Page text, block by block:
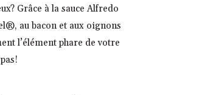
Grâce à la sauce Alfredo
au bacon et aux oignons
l’élément phare de votre